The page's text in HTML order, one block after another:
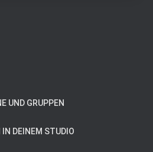
UND GRUPPEN
DEINEM STUDIO